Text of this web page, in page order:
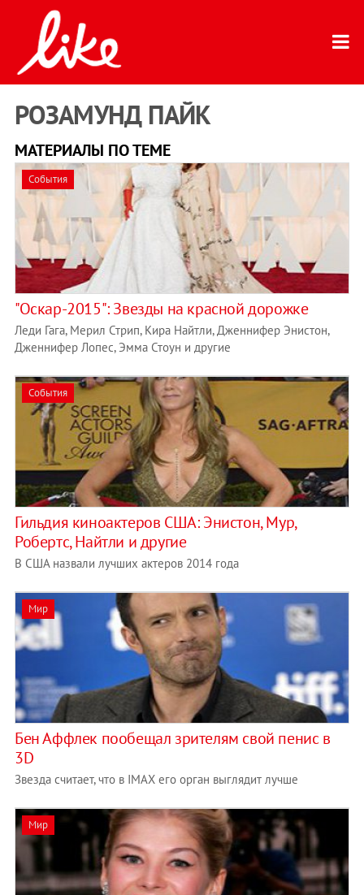
РОЗАМУНД ПАЙК
МАТЕРИАЛЫ ПО ТЕМЕ
События
"Оскар-2015": Звезды на красной дорожке
Леди Гага, Мерил Стрип, Кира Найтли, Дженнифер Энистон,
Дженнифер Лопес, Эмма Стоун и другие
События
Гильдия киноактеров США: Энистон, Мур,
Робертс, Найтли и другие
В США назвали лучших актеров 2014 года
Мир
Бен Аффлек пообещал зрителям свой пенис в
3D
Звезда считает, что в IMAX его орган выглядит лучше
Мир